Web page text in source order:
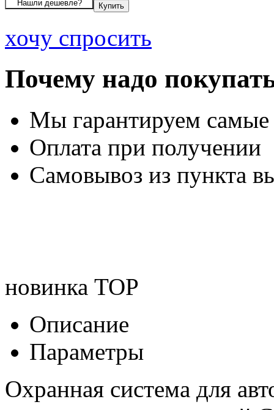
хочу спросить
Почему надо
Мы гарантируем
Оплата при получении
Самовывоз из пункта
новинка TOP
Описание
Параметры
Охранная система для